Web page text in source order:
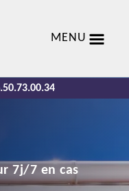
MENU
7j/7 en cas